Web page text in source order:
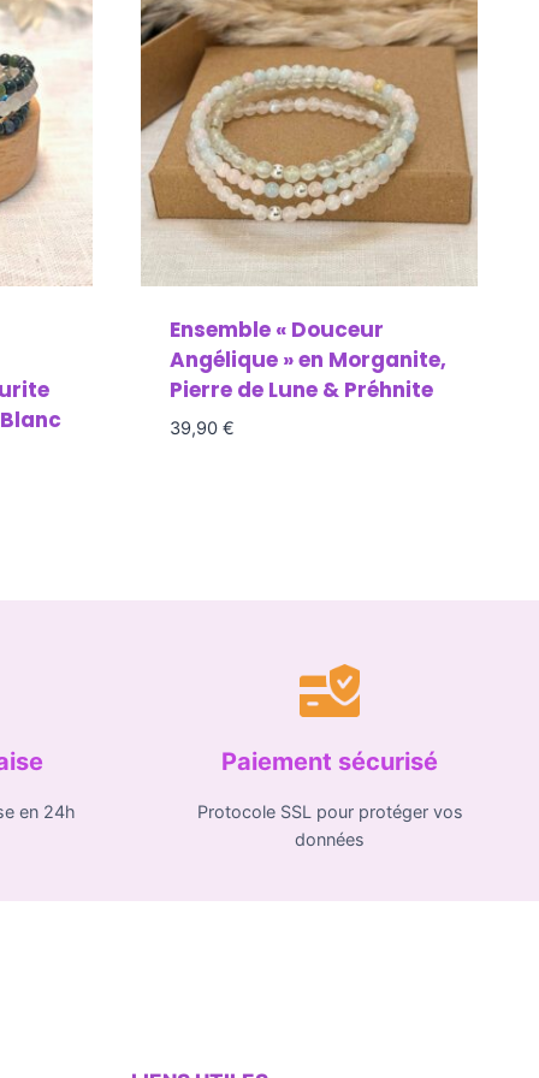
Ensemble « Douceur
Angélique » en Morganite,
Pierre de Lune & Préhnite
39,90 €
en 24h
Paiement sécurisé
Protocole SSL pour protéger vos
données